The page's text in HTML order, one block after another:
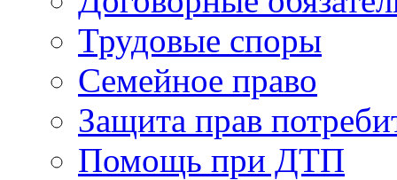
Трудовые споры
Семейное право
Защита прав
Помощь при ДТП